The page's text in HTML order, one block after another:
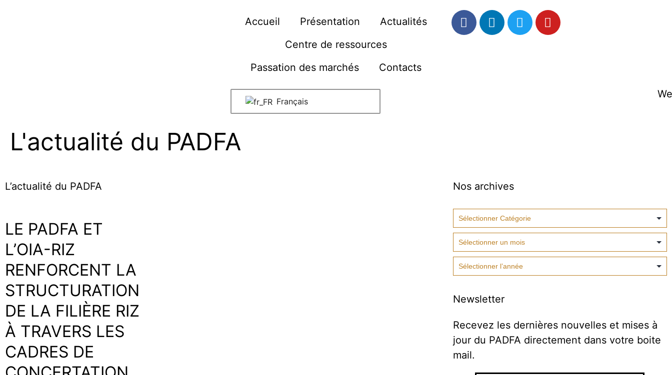
Accueil Présentation
Actualités
Centre de ressources
Passation des marchés
Contacts
Français
L'actualité du PADFA
L’actualité du PADFA
LE PADFA ET
L’OIA-RIZ
RENFORCENT LA
STRUCTURATION
DE LA FILIÈRE RIZ
À TRAVERS LES
CADRES DE
Nos archives
Newsletter
Recevez les dernières nouvelles et mises à
jour du PADFA directement dans votre boite
mail.